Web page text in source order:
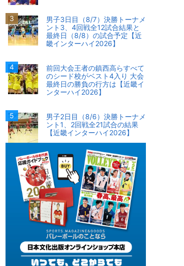
男子3日目（8/7）決勝トーナメ
ント3、4回戦全12試合結果と
最終日（8/8）の試合予定【近
畿インターハイ2026】
前回大会王者の鎮西高らすべて
のシード校がベスト4入り 大会
最終日の勝負の行方は【近畿イ
ンターハイ2026】
男子2日目（8/6）決勝トーナメ
ント1、2回戦全21試合の結果
【近畿インターハイ2026】